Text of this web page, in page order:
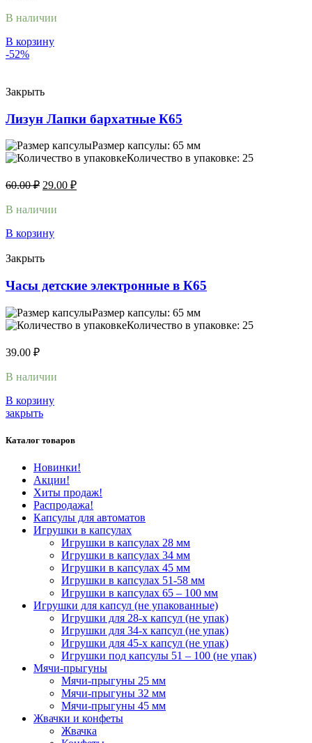
В наличии
В корзину
-52%
Закрыть
Лизун Лапки бархатные К65
Размер капсулы: 65 мм
Количество в упаковке: 25
60.00₽ 29.00 ₽
В наличии
В корзину
Закрыть
Часы детские электронные в К65
Размер капсулы: 65 мм
Количество в упаковке: 25
39.00 ₽
В наличии
В корзину
закрыть
Каталог товаров
Новинки!
Акции!
Хиты продаж!
Распродажа!
Капсулы для автоматов
Игрушки в капсулах
Игрушки в капсулах 28 мм
Игрушки в капсулах 34 мм
Игрушки в капсулах 45 мм
Игрушки в капсулах 51-58 мм
Игрушки в капсулах 65 – 100 мм
Игрушки для капсул (не упакованные)
Игрушки для 28-х капсул (не упак)
Игрушки для 34-х капсул (не упак)
Игрушки для 45-х капсул (не упак)
Игрушки под капсулы 51 – 100 (не упак)
Мячи-прыгуны
Мячи-прыгуны 25 мм
Мячи-прыгуны 32 мм
Мячи-прыгуны 45 мм
Жвачки и конфеты
Жвачка